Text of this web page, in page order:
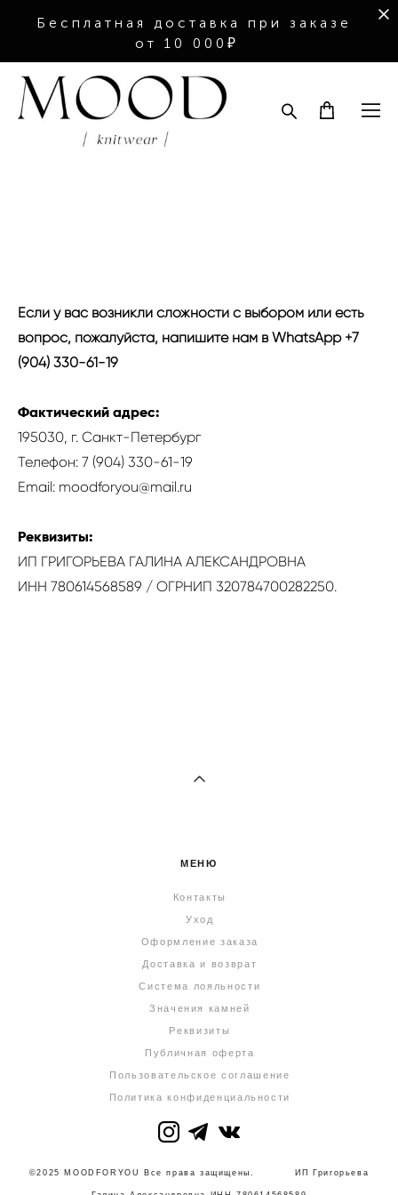
Бесплатная доставка при заказе
от 10 000₽
Если у вас возникли сложности с выбором или есть
вопрос, пожалуйста, напишите нам в WhatsApp +7
(904) 330-61-19
Фактический адрес:
195030, г. Санкт-Петербург
Телефон: 7 (904) 330-61-19
Email: moodforyou@mail.ru
Реквизиты:
ИП ГРИГОРЬЕВА ГАЛИНА АЛЕКСАНДРОВНА
ИНН 780614568589 / ОГРНИП 320784700282250.
МЕНЮ
Контакты
Уход
Оформление заказа
Доставка и возврат
Система лояльности
Значения камней
Реквизиты
Публичная оферта
Пользовательское соглашение
Политика конфиденциальности
©2025 MOODFORYOU Все права защищены. ИП Григорьева